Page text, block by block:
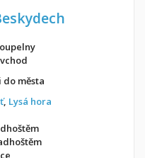
do města
, Lysá hora